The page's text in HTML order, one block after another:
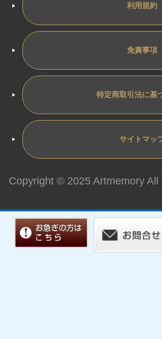
利用規約
免責事項
特定商取引法に基
サイトマッ
Copyright © 2025 Artmemory All